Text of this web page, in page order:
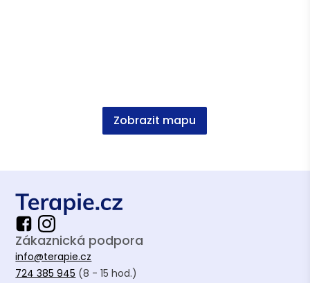
Práce s třídním kolektivem s prvky prevence
rizikového chování I., II.
PVŠPS Praha
Zobrazit mapu
Zákaznická podpora
info@terapie.cz
724 385 945 (8 - 15 hod.)